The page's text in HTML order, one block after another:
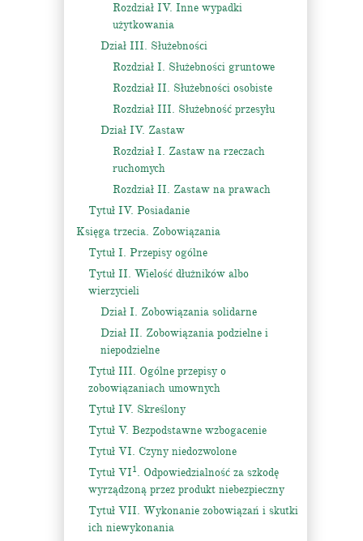
Rozdział IV. Inne wypadki
użytkowania
Dział III. Służebności
Rozdział I. Służebności gruntowe
Rozdział II. Służebności osobiste
Rozdział III. Służebność przesyłu
Dział IV. Zastaw
Rozdział I. Zastaw na rzeczach
ruchomych
Rozdział II. Zastaw na prawach
Tytuł IV. Posiadanie
Księga trzecia. Zobowiązania
Tytuł I. Przepisy ogólne
Tytuł II. Wielość dłużników albo
wierzycieli
Dział I. Zobowiązania solidarne
Dział II. Zobowiązania podzielne i
niepodzielne
Tytuł III. Ogólne przepisy o
zobowiązaniach umownych
Tytuł IV. Skreślony
Tytuł V. Bezpodstawne wzbogacenie
Tytuł VI. Czyny niedozwolone
Tytuł VI1. Odpowiedzialność za szkodę
wyrządzoną przez produkt niebezpieczny
Tytuł VII. Wykonanie zobowiązań i skutki
ich niewykonania